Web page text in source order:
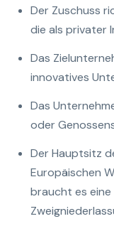
Der Zuschuss
die als privater
Das
innovatives
Das
oder
Der Hauptsitz
Europäischen
braucht es